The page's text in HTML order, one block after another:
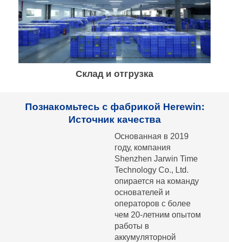
Склад и отгрузка
Познакомьтесь с фабрикой Herewin:
Источник качества
Основанная в 2019
году, компания
Shenzhen Jarwin Time
Technology Co., Ltd.
опирается на команду
основателей и
операторов с более
чем 20-летним опытом
работы в
аккумуляторной